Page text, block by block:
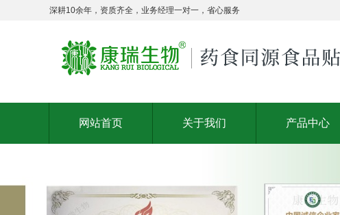
深耕10余年，资质齐全，业务经理一对一，省心服务
网站首页 关于我们 产品中心